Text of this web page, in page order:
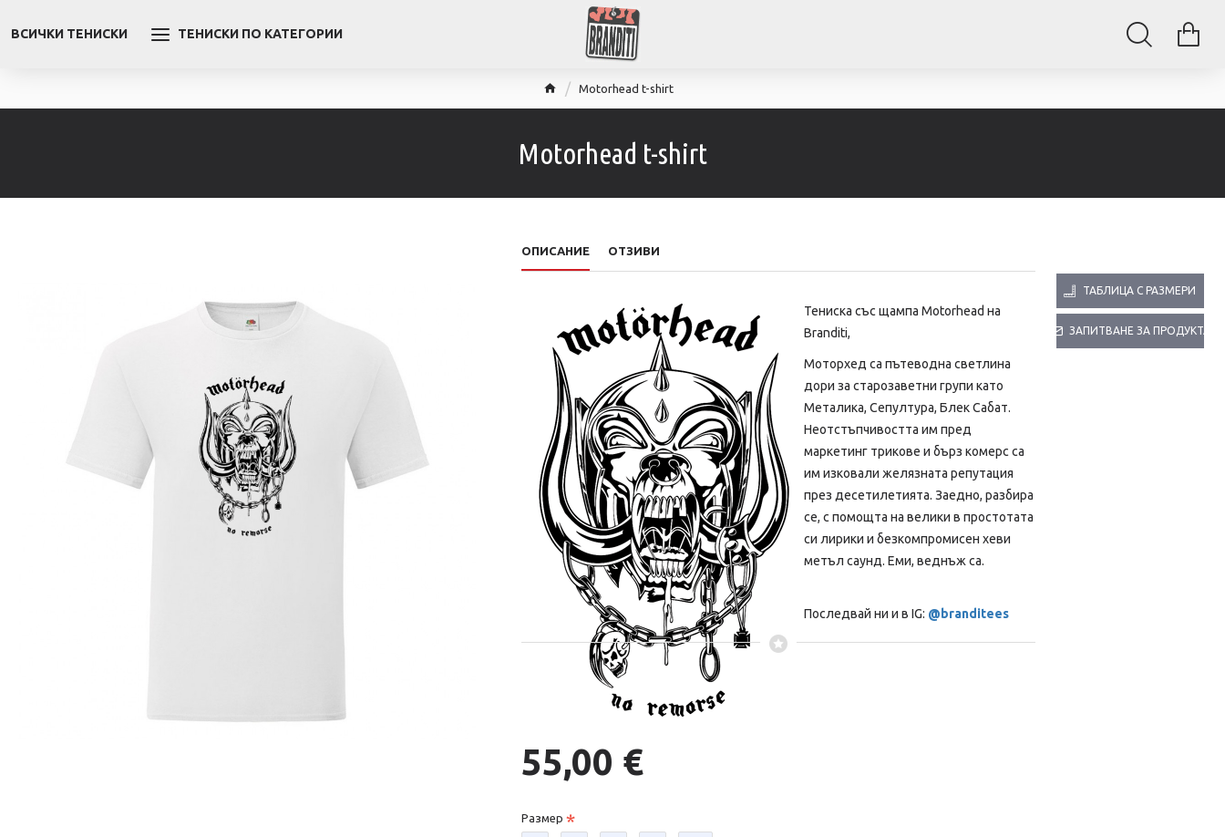
ВСИЧКИ ТЕНИСКИ ТЕНИСКИ ПО КАТЕГОРИИ
Motorhead t-shirt
Motorhead t-shirt
ОПИСАНИЕ ОТЗИВИ
Тениска със щампа Motorhead на
Branditi,
Моторхед са пътеводна светлина
дори за старозаветни групи като
Металика, Сепултура, Блек Сабат.
Неотстъпчивостта им пред
маркетинг трикове и бърз комерс са
им изковали желязната репутация
през десетилетията. Заедно, разбира
се, с помощта на велики в простотата
си лирики и безкомпромисен хеви
метъл саунд. Еми, веднъж са.
Последвай ни и в IG: @branditees
ТАБЛИЦА С РАЗМЕРИ
ЗАПИТВАНЕ ЗА ПРОДУКТА
55,00 €
Размер